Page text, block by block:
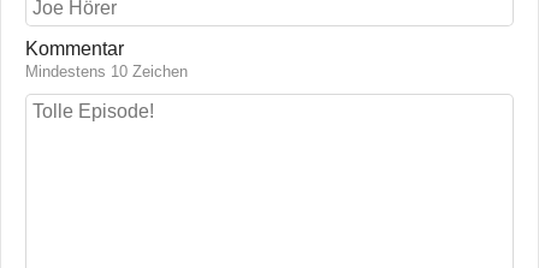
Kommentar
Mindestens 10 Zeichen